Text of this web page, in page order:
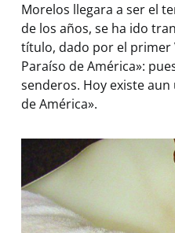
Morelos llegara a ser el
de los años, se ha ido
título, dado por el primer
Paraíso de América»:
senderos. Hoy existe
de América».